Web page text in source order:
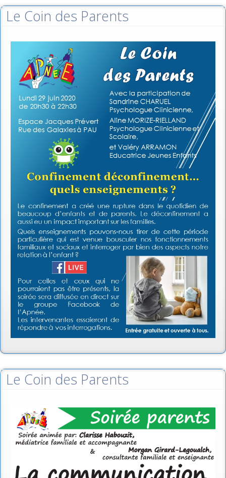
Le Coin des Parents
Le Coin des Parents